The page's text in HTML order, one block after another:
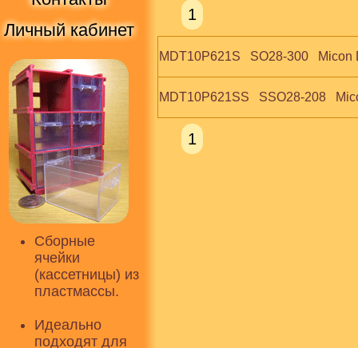
Личный кабинет
Сборные
ячейки
(кассетницы) из
пластмассы.
Идеально
подходят для
1
MDT10P621S   SO28-300   Micon
MDT10P621SS   SSO28-208
1